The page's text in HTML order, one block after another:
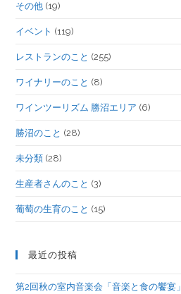
その他 (19)
イベント (119)
レストランのこと (255)
ワイナリーのこと (8)
ワインツーリズム 勝沼エリア (6)
勝沼のこと (28)
未分類 (28)
生産者さんのこと (3)
葡萄の生育のこと (15)
最近の投稿
第2回秋の室内音楽会「音楽と食の饗宴